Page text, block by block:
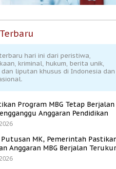
hari ini dari peristiwa,
kriminal, hukum, berita unik,
liputan khusus di Indonesia dan
Program MBG Tetap Berjalan
Anggaran Pendidikan
MK, Pemerintah
Anggaran MBG Berjalan Terukur